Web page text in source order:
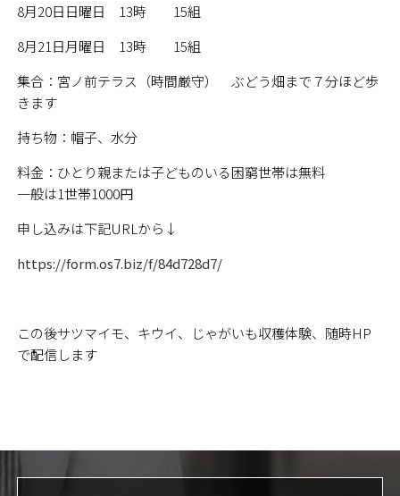
8月20日日曜日 13時 15組
8月21日月曜日 13時 15組
集合：宮ノ前テラス（時間厳守） ぶどう畑まで７分ほど歩
きます
持ち物：帽子、水分
料金：ひとり親または子どものいる困窮世帯は無料
一般は1世帯1000円
申し込みは下記URLから↓
https://form.os7.biz/f/84d728d7/
この後サツマイモ、キウイ、じゃがいも収穫体験、随時HP
で配信します